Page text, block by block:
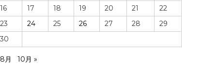
16
17 18 19 20 21
22
23
24 25 26 27 28
29
30
月 10月 »